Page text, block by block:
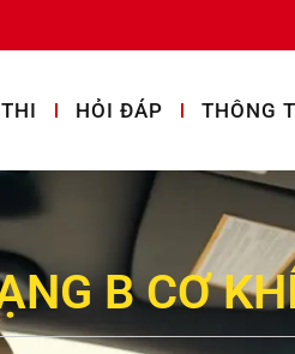
HỎI ĐÁP THÔNG
B CƠ